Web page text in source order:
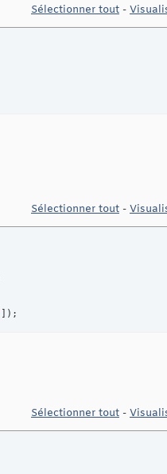
Sélectionner tout -
Sélectionner tout -
) ;
Sélectionner tout -